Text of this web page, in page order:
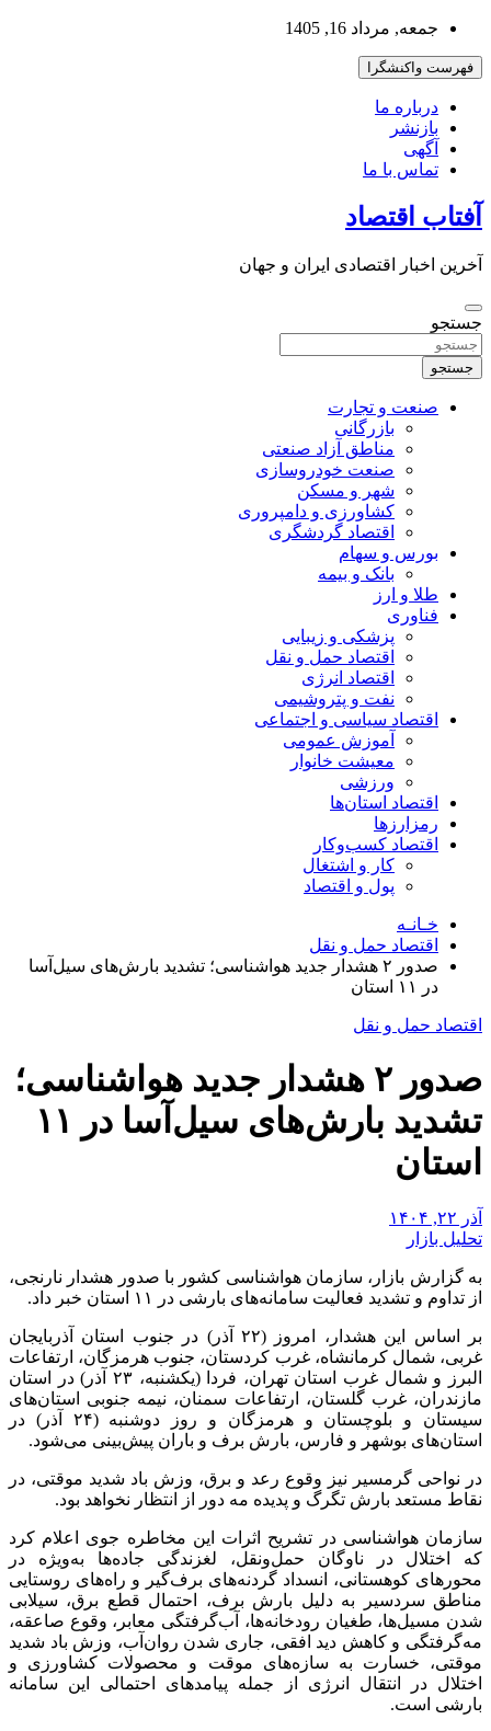
بروید
جمعه, مرداد 16, 1405
فهرست واکنشگرا
درباره ما
بازنشر
آگهی
تماس با ما
آفتاب اقتصاد
آخرین اخبار اقتصادی ایران و جهان
جستجو
جستجو
صنعت و تجارت
بازرگانی
مناطق آزاد صنعتی
صنعت خودروسازی
شهر و مسکن
کشاورزی و دامپروری
اقتصاد گردشگری
بورس و سهام
بانک و بیمه
طلا و ارز
فناوری
پزشکی و زیبایی
اقتصاد حمل و نقل
اقتصاد انرژی
نفت و پتروشیمی
اقتصاد سیاسی و اجتماعی
آموزش عمومی
معیشت خانوار
ورزشی
اقتصاد استان‌ها
رمزارزها
اقتصاد کسب‌و‌کار
کار و اشتغال
پول و اقتصاد
خـانـه
اقتصاد حمل و نقل
صدور ۲ هشدار جدید هواشناسی؛ تشدید بارش‌های سیل‌آسا
در ۱۱ استان
اقتصاد حمل و نقل
صدور ۲ هشدار جدید هواشناسی؛
تشدید بارش‌های سیل‌آسا در ۱۱
استان
آذر ۲۲, ۱۴۰۴
تحلیل بازار
به گزارش بازار، سازمان هواشناسی کشور با صدور هشدار نارنجی،
از تداوم و تشدید فعالیت سامانه‌های بارشی در ۱۱ استان خبر داد.
بر اساس این هشدار، امروز (۲۲ آذر) در جنوب استان آذربایجان
غربی، شمال کرمانشاه، غرب کردستان، جنوب هرمزگان، ارتفاعات
البرز و شمال غرب استان تهران، فردا (یکشنبه، ۲۳ آذر) در استان
مازندران، غرب گلستان، ارتفاعات سمنان، نیمه جنوبی استان‌های
سیستان و بلوچستان و هرمزگان و روز دوشنبه (۲۴ آذر) در
استان‌های بوشهر و فارس، بارش برف و باران پیش‌بینی می‌شود.
در نواحی گرمسیر نیز وقوع رعد و برق، وزش باد شدید موقتی، در
نقاط مستعد بارش تگرگ و پدیده مه دور از انتظار نخواهد بود.
سازمان هواشناسی در تشریح اثرات این مخاطره جوی اعلام کرد
که اختلال در ناوگان حمل‌ونقل، لغزندگی جاده‌ها به‌ویژه در
محورهای کوهستانی، انسداد گردنه‌های برف‌گیر و راه‌های روستایی
مناطق سردسیر به دلیل بارش برف، احتمال قطع برق، سیلابی
شدن مسیل‌ها، طغیان رودخانه‌ها، آب‌گرفتگی معابر، وقوع صاعقه،
مه‌گرفتگی و کاهش دید افقی، جاری شدن روان‌آب، وزش باد شدید
موقتی، خسارت به سازه‌های موقت و محصولات کشاورزی و
اختلال در انتقال انرژی از جمله پیامدهای احتمالی این سامانه
بارشی است.